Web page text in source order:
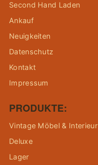
Second Hand Laden
Ankauf
Neuigkeiten
Datenschutz
Kontakt
Impressum
PRODUKTE:
Vintage Möbel & Interieur
Deluxe
Lager